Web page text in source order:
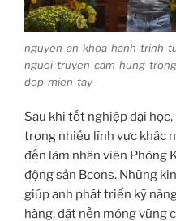
nguyen-an-khoa-hanh-trinh-
nguoi-truyen-cam-hung-
dep-mien-tay
Sau khi tốt nghiệp đại
trong nhiều lĩnh vực khác
đến làm nhân viên Phòng
động sản Bcons. Những
giúp anh phát triển kỹ
hàng, đặt nền móng vững